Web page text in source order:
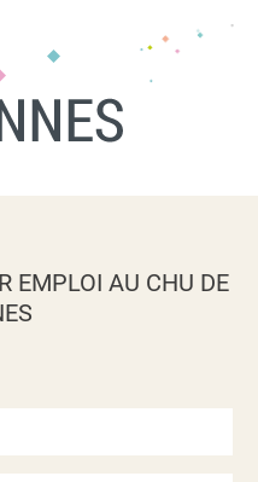
EMPLOI AU CHU DE